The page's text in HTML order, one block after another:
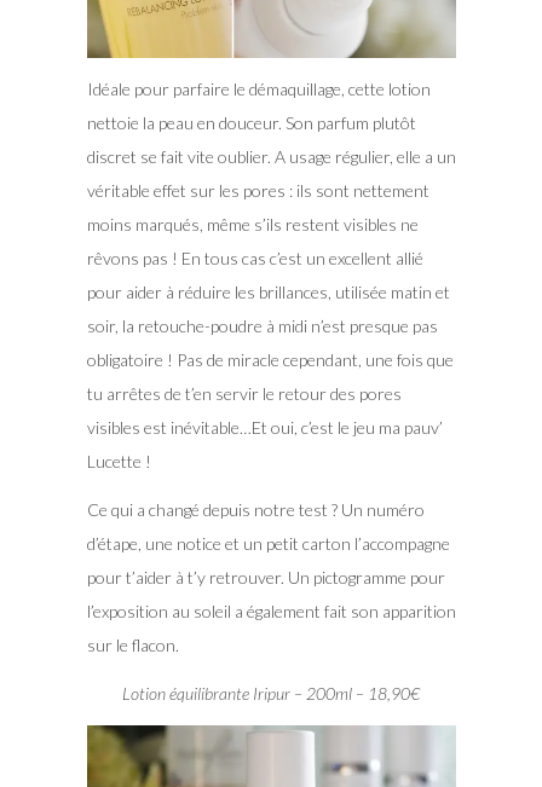
Idéale pour parfaire le démaquillage, cette lotion
nettoie la peau en douceur. Son parfum plutôt
discret se fait vite oublier. A usage régulier, elle a un
véritable effet sur les pores : ils sont nettement
moins marqués, même s’ils restent visibles ne
rêvons pas ! En tous cas c’est un excellent allié
pour aider à réduire les brillances, utilisée matin et
soir, la retouche-poudre à midi n’est presque pas
obligatoire ! Pas de miracle cependant, une fois que
tu arrêtes de t’en servir le retour des pores
visibles est inévitable…Et oui, c’est le jeu ma pauv’
Lucette !
Ce qui a changé depuis notre test ? Un numéro
d’étape, une notice et un petit carton l’accompagne
pour t’aider à t’y retrouver. Un pictogramme pour
l’exposition au soleil a également fait son apparition
sur le flacon.
Lotion équilibrante Iripur – 200ml – 18,90€